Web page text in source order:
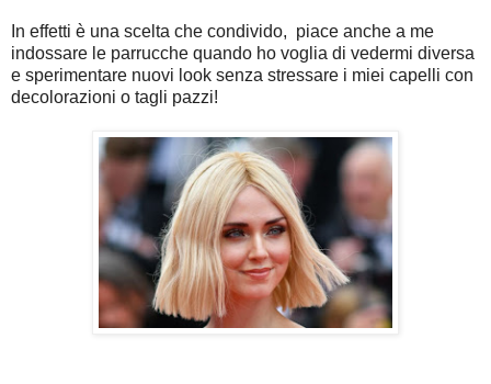
In effetti è una scelta che condivido, piace anche a me
indossare le parrucche quando ho voglia di vedermi diversa
e sperimentare nuovi look senza stressare i miei capelli con
decolorazioni o tagli pazzi!